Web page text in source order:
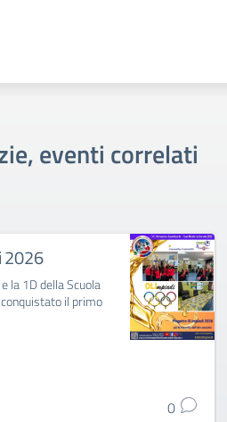
eventi correlati
2026
la 1D della Scuola
il primo
0